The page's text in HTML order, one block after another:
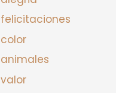
felicitaciones
color
animales
valor